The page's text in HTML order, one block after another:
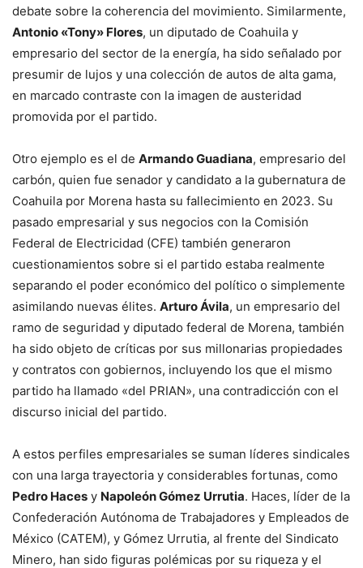
debate sobre la coherencia del movimiento. Similarmente,
Antonio «Tony» Flores, un diputado de Coahuila y
empresario del sector de la energía, ha sido señalado por
presumir de lujos y una colección de autos de alta gama,
en marcado contraste con la imagen de austeridad
promovida por el partido.
Otro ejemplo es el de Armando Guadiana, empresario del
carbón, quien fue senador y candidato a la gubernatura de
Coahuila por Morena hasta su fallecimiento en 2023. Su
pasado empresarial y sus negocios con la Comisión
Federal de Electricidad (CFE) también generaron
cuestionamientos sobre si el partido estaba realmente
separando el poder económico del político o simplemente
asimilando nuevas élites. Arturo Ávila, un empresario del
ramo de seguridad y diputado federal de Morena, también
ha sido objeto de críticas por sus millonarias propiedades
y contratos con gobiernos, incluyendo los que el mismo
partido ha llamado «del PRIAN», una contradicción con el
discurso inicial del partido.
A estos perfiles empresariales se suman líderes sindicales
con una larga trayectoria y considerables fortunas, como
Pedro Haces y Napoleón Gómez Urrutia. Haces, líder de la
Confederación Autónoma de Trabajadores y Empleados de
México (CATEM), y Gómez Urrutia, al frente del Sindicato
Minero, han sido figuras polémicas por su riqueza y el